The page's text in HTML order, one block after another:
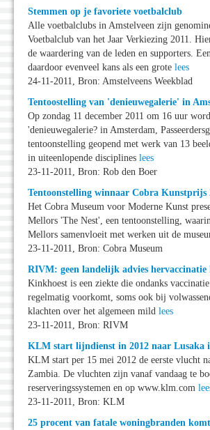
Stemmen op je favoriete voetbalclub
Alle voetbalclubs in Amstelveen zijn
Voetbalclub van het Jaar Verkiezing 2011.
de waardering van de leden en supporters.
daardoor evenveel kans als een grote lees
24-11-2011, Bron: Amstelveens Weekblad
Tentoostelling van 'denieuwegalerie' in
Op zondag 11 december 2011 om 16 uur
'denieuwegalerie? in Amsterdam,
tentoonstelling geopend met werk van 13
in uiteenlopende disciplines lees
23-11-2011, Bron: Rob den Boer
Tentoonstelling winnaar Cobra Kunstprijs
Het Cobra Museum voor Moderne Kunst
Mellors 'The Nest', een tentoonstelling,
Mellors samenvloeit met werken uit de
23-11-2011, Bron: Cobra Museum
RIVM: geen landelijk advies hervaccinatie
Kinkhoest is een ziekte die ondanks
regelmatig voorkomt, soms ook bij
klachten over het algemeen mild lees
23-11-2011, Bron: RIVM
KLM start lijndienst in 2012 naar Lusaka
KLM start per 15 mei 2012 de eerste vlucht
Zambia. De vluchten zijn vanaf vandaag te
reserveringssystemen en op www.klm.com
23-11-2011, Bron: KLM
25 procent van fatale woningbranden